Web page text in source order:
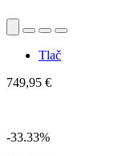
Tlač
749,95 €
-33.33%